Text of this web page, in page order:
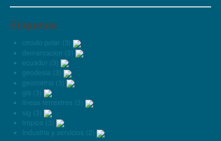
Etiquetas
circulo polar (3)
demarcacion (3)
ecuador (3)
geodesia (3)
geometria (3)
gis (3)
lineas terrestres (3)
sig (3)
tropico (3)
Industria y servicios (2)